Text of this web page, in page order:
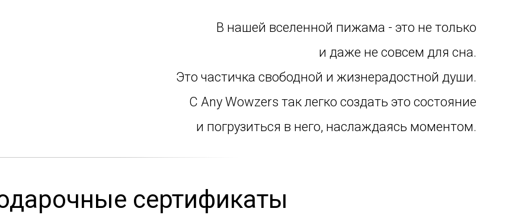
В нашей вселенной пижама - это не только
и даже не совсем для сна.
Это частичка свободной и жизнерадостной души.
С Any Wowzers так легко создать это состояние
и погрузиться в него, наслаждаясь моментом.
сертификаты